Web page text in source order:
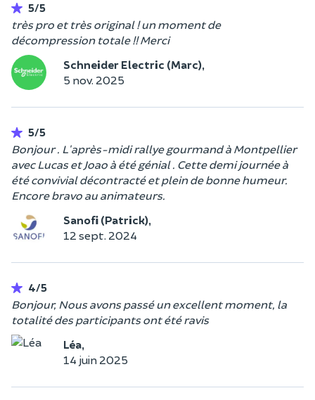
5/5
très pro et très original ! un moment de
décompression totale !! Merci
Schneider Electric (Marc),
5 nov. 2025
5/5
Bonjour . L'après-midi rallye gourmand à Montpellier
avec Lucas et Joao à été génial . Cette demi journée à
été convivial décontracté et plein de bonne humeur.
Encore bravo au animateurs.
Sanofi (Patrick),
12 sept. 2024
4/5
Bonjour, Nous avons passé un excellent moment, la
totalité des participants ont été ravis
Léa,
14 juin 2025